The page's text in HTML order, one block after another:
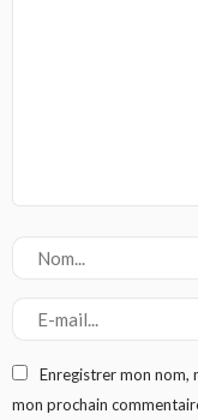
Enregistrer mon nom,
mon prochain